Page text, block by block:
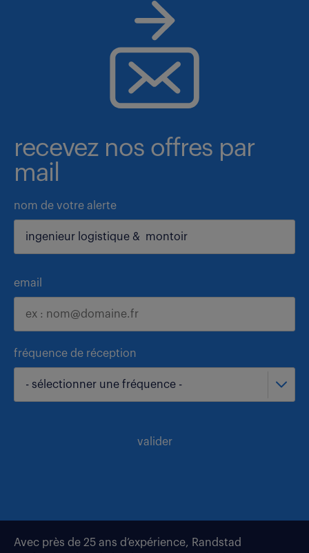
recevez nos offres par
mail
nom de votre alerte
email
fréquence de réception
- sélectionner une fréquence -
valider
Avec près de 25 ans d’expérience, Randstad